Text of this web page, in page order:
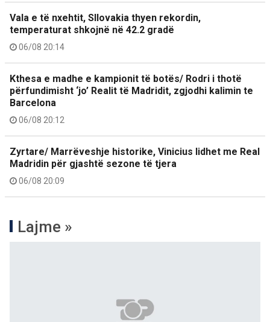
Vala e të nxehtit, Sllovakia thyen rekordin,
temperaturat shkojnë në 42.2 gradë
06/08 20:14
Kthesa e madhe e kampionit të botës/ Rodri i thotë
përfundimisht ‘jo’ Realit të Madridit, zgjodhi kalimin te
Barcelona
06/08 20:12
Zyrtare/ Marrëveshje historike, Vinicius lidhet me Real
Madridin për gjashtë sezone të tjera
06/08 20:09
Lajme »